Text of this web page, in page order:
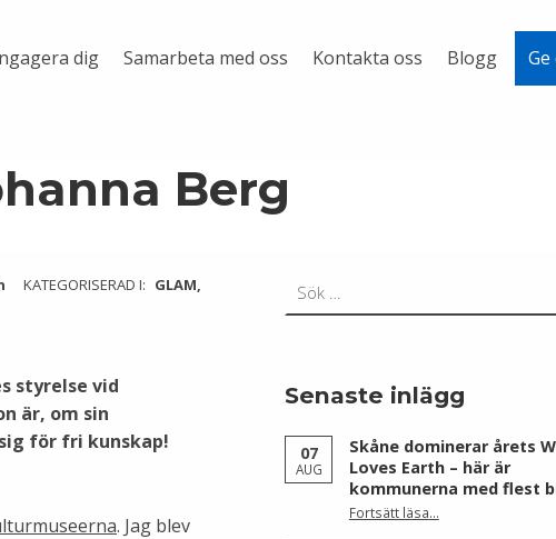
dig Samarbeta med oss Kontakta oss Blogg
Berg
KATEGORISERAD I: GLAM,
styrelse vid
är, om sin
för fri kunskap!
. Jag blev
Senaste inlägg
07
AUG
Skåne dominerar årets
Loves Earth – här är
kommunerna med flest
Fortsätt läsa“Skåne dominerar årets Wiki Loves Earth – här är kommunerna med flest bilder”
…